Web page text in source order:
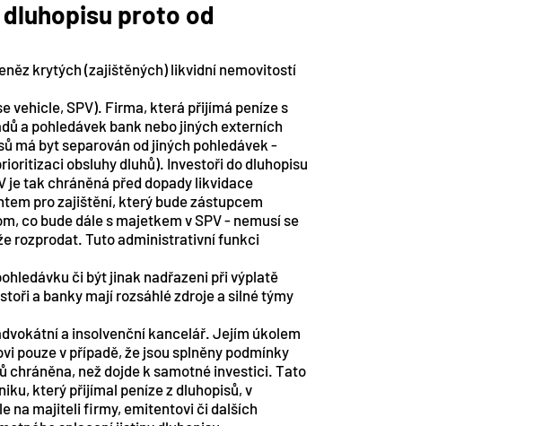
proto od
krytých (zajištěných) likvidní nemovitostí
vehicle, SPV). Firma, která přijímá peníze s
a pohledávek bank nebo jiných externích
má byt separován od jiných pohledávek -
obsluhy dluhů). Investoři do dluhopisu
je tak chráněná před dopady likvidace
pro zajištění, který bude zástupcem
co bude dále s majetkem v SPV - nemusí se
rozprodat. Tuto administrativní funkci
či být jinak nadřazeni při výplatě
a banky mají rozsáhlé zdroje a silné týmy
a insolvenční kancelář. Jejím úkolem
pouze v případě, že jsou splněny podmínky
chráněna, než dojde k samotné investici. Tato
který přijímal peníze z dluhopisů, v
na majiteli firmy, emitentovi či dalších